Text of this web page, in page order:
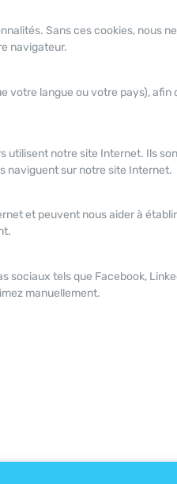
Sans ces cookies, nous
navigateur.
votre langue ou votre pays),
utilisent notre site Internet. Ils
naviguent sur notre site Internet.
et peuvent nous aider à
tels que Facebook,
manuellement.